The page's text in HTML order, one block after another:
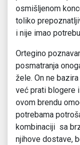
osmišljenom
toliko
i nije imao
Ortegino
posmatranja
žele. On ne
već prati blogere
ovom brendu
potrebama
kombinaciji sa
njihove dostave,